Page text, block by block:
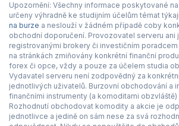
Upozornění: Všechny informace poskytované
určeny výhradně ke studijním účelům témat
na burze a neslouží v žádném případě coby
obchodní doporučení. Provozovatel serveru ani
registrovanými brokery či investičním
na stránkách zmiňovány konkrétní finanční
forex či opce, vždy a pouze za účelem studia
Vydavatel serveru není zodpovědný za
jednotlivých uživatelů. Burzovní obchodování a
finančními instrumenty (a komoditami
Rozhodnutí obchodovat komodity a akcie je
jednotlivce a jedině on sám nese za svá